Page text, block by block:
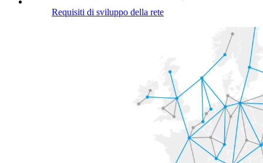
Requisiti di sviluppo della rete